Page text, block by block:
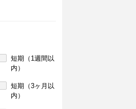
短期（1週間以
内）
短期（3ヶ月以
内）